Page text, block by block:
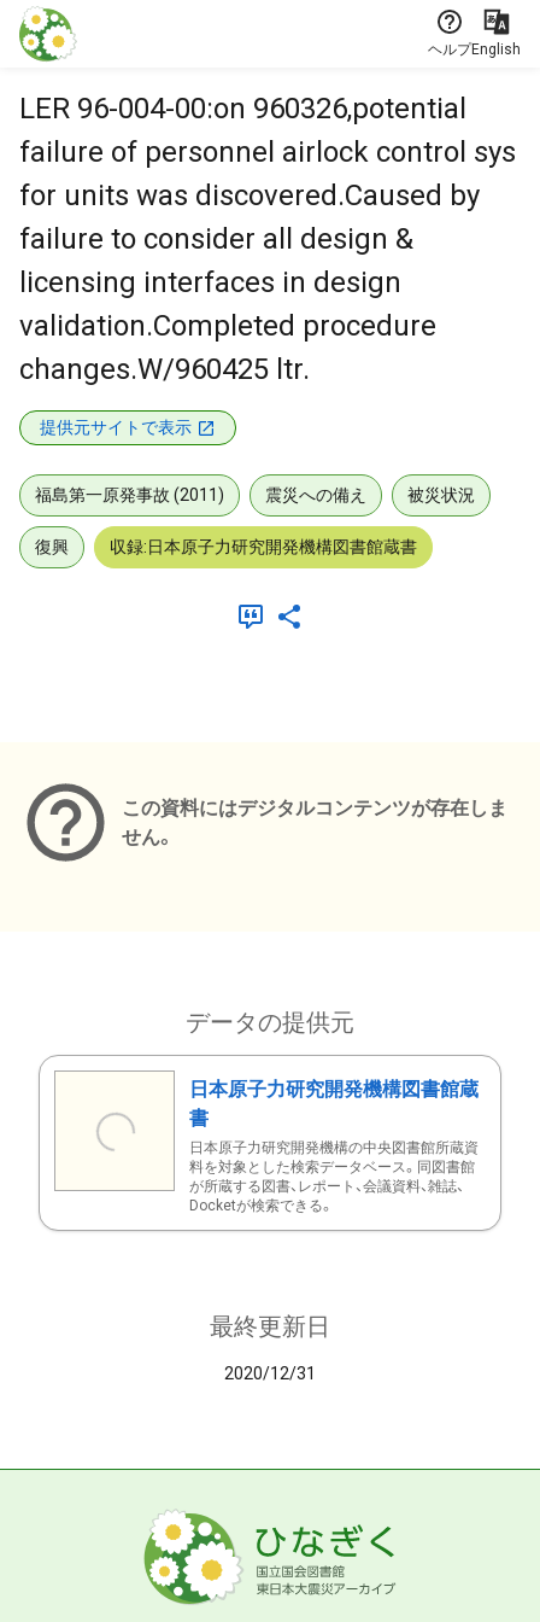
本文に飛ぶ
ヘルプEnglish
LER 96-004-00:on 960326,potential
failure of personnel airlock control sys
for units was discovered.Caused by
failure to consider all design &
licensing interfaces in design
validation.Completed procedure
changes.W/960425 ltr.
提供元サイトで表示
福島第一原発事故 (2011) 震災への備え 被災状況
復興 収録:日本原子力研究開発機構図書館蔵書
この資料にはデジタルコンテンツが存在しま
せん。
データの提供元
日本原子力研究開発機構図書館蔵
書
日本原子力研究開発機構の中央図書館所蔵資
料を対象とした検索データベース。同図書館
が所蔵する図書、レポート、会議資料、雑誌、
Docketが検索できる。
最終更新日
2020/12/31